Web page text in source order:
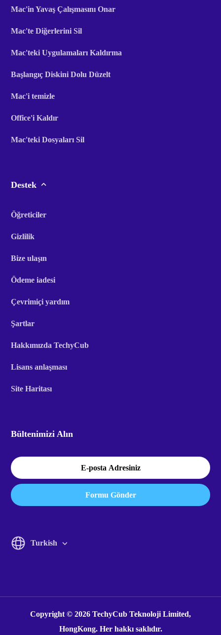
Mac'in Yavaş Çalışmasını Onar
Mac'te Diğerlerini Sil
Mac'teki Uygulamaları Kaldırma
Başlangıç ​​Diskini Dolu Düzelt
Mac'i temizle
Office'i Kaldır
Mac'teki Dosyaları Sil
Destek
Öğreticiler
Gizlilik
Bize ulaşın
Ödeme iadesi
Çevrimiçi yardım
Şartlar
Hakkımızda TechyCub
Lisans anlaşması
Site Haritası
Bültenimizi Alın
Formu Gönder
Turkish
Copyright © 2026 TechyCub Teknoloji Limited,
HongKong. Her hakkı saklıdır.